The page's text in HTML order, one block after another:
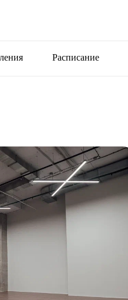
Расписание